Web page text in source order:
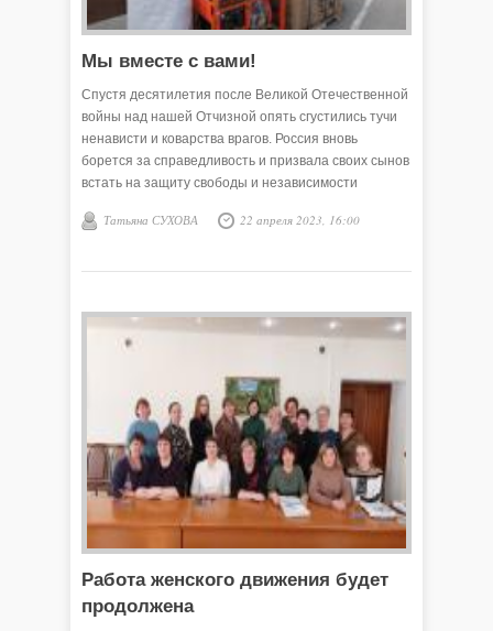
Мы вместе с вами!
Спустя десятилетия после Великой Отечественной
войны над нашей Отчизной опять сгустились тучи
ненависти и коварства врагов. Россия вновь
борется за справедливость и призвала своих сынов
встать на защиту свободы и независимости
армии, как и в былые лихие времена, достойно
Татьяна СУХОВА 22 апреля 2023, 16:00
Работа женского движения будет
продолжена